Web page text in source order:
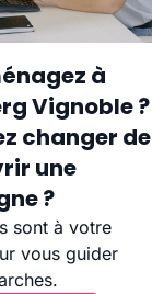
à
Vignoble ?
changer de
une
?
sont à votre
vous guider